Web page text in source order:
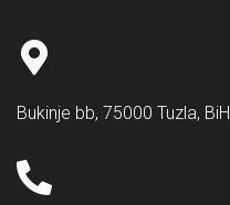
Bukinje bb, 75000 Tuzla, BiH